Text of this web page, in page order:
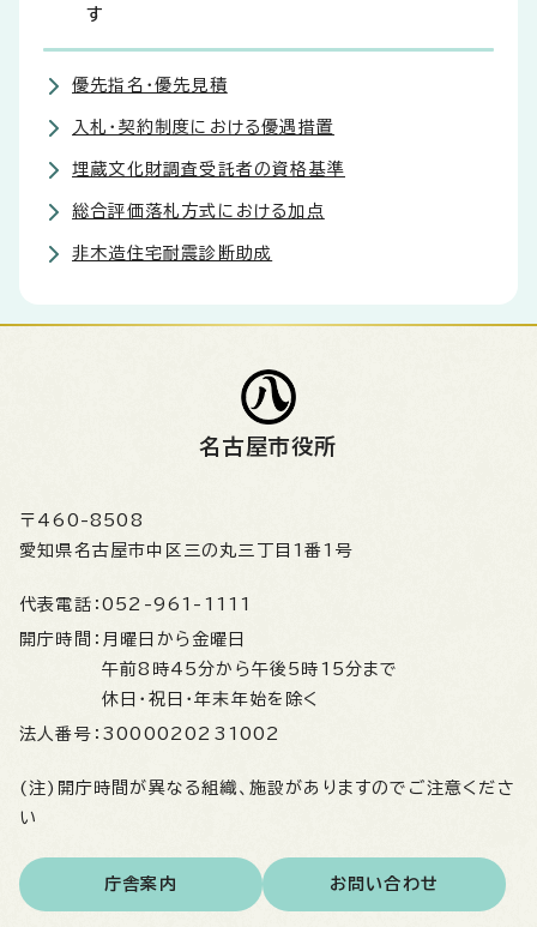
す
優先指名・優先見積
入札・契約制度における優遇措置
埋蔵文化財調査受託者の資格基準
総合評価落札方式における加点
非木造住宅耐震診断助成
名古屋市役所
〒460-8508
愛知県名古屋市中区三の丸三丁目1番1号
代表電話： 052-961-1111
開庁時間： 月曜日から金曜日
午前8時45分から午後5時15分まで
休日・祝日・年末年始を除く
法人番号： 3000020231002
(注)開庁時間が異なる組織、施設がありますのでご注意くださ
い
庁舎案内 お問い合わせ